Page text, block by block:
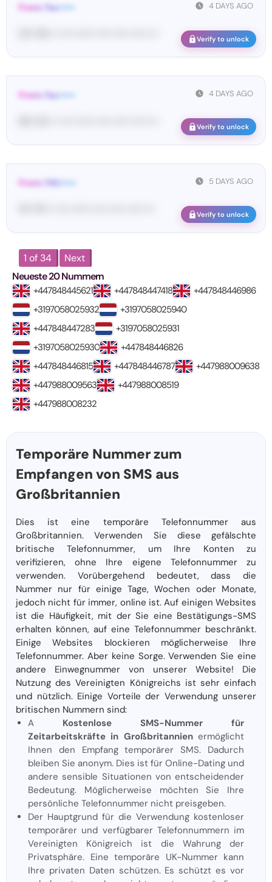
4 DAYS AGO
From: Fac•••••
Verify to unlock
4 DAYS AGO
From: Fac•••••
Verify to unlock
5 DAYS AGO
From: FAC•••••
Verify to unlock
1 of 34
Next
Neueste 20 Nummern
+447848445621 +447848447418
+447848446986
+3197058025932
+3197058025940
+447848447283
+3197058025931
+3197058025930
+447848446826
+447848446815
+447848446787
+447988009638
+447988009563
+447988008519
+447988008232
Temporäre Nummer zum
Empfangen von SMS aus
Großbritannien
Dies ist eine temporäre Telefonnummer aus
Großbritannien. Verwenden Sie diese gefälschte
britische Telefonnummer, um Ihre Konten zu
verifizieren, ohne Ihre eigene Telefonnummer zu
verwenden. Vorübergehend bedeutet, dass die
Nummer nur für einige Tage, Wochen oder Monate,
jedoch nicht für immer, online ist. Auf einigen Websites
ist die Häufigkeit, mit der Sie eine Bestätigungs-SMS
erhalten können, auf eine Telefonnummer beschränkt.
Einige Websites blockieren möglicherweise Ihre
Telefonnummer. Aber keine Sorge. Verwenden Sie eine
andere Einwegnummer von unserer Website! Die
Nutzung des Vereinigten Königreichs ist sehr einfach
und nützlich. Einige Vorteile der Verwendung unserer
britischen Nummern sind:
A Kostenlose SMS-Nummer für
Zeitarbeitskräfte in Großbritannienermöglicht
Ihnen den Empfang temporärer SMS. Dadurch
bleiben Sie anonym. Dies ist für Online-Dating und
andere sensible Situationen von entscheidender
Bedeutung. Möglicherweise möchten Sie Ihre
persönliche Telefonnummer nicht preisgeben.
Der Hauptgrund für die Verwendung kostenloser
temporärer und verfügbarer Telefonnummern im
Vereinigten Königreich ist die Wahrung der
Privatsphäre. Eine temporäre UK-Nummer kann
Ihre privaten Daten schützen. Es schützt es vor